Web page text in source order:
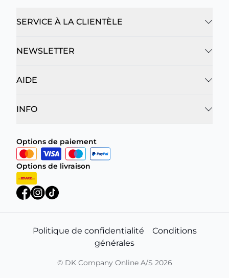
SERVICE À LA CLIENTÈLE
NEWSLETTER
AIDE
INFO
Options de paiement
Options de livraison
Politique de confidentialité
Conditions
générales
© DK Company Online A/S 2026